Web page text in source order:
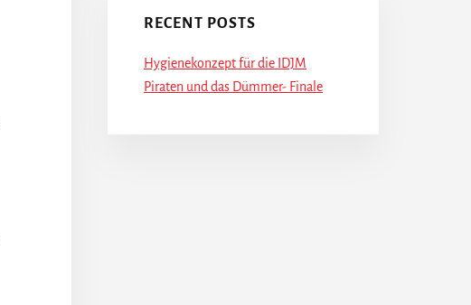
RECENT POSTS
Hygienekonzept für die IDJM
Piraten und das Dümmer- Finale